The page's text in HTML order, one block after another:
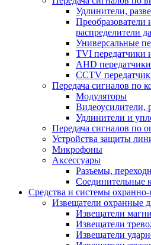
Удлинители,
Преобразователи
распределители
Универсальные
TVI передатчики
AHD
CCTV
Передача сигналов по
Модуляторы
Видеоусилители,
Удлинители и
Передача сигналов по
Устройства защиты
Микрофоны
Аксессуары
Разъемы,
Соединительные
Средства и системы
Извещатели охранные
Извещатели
Извещатели
Извещатели